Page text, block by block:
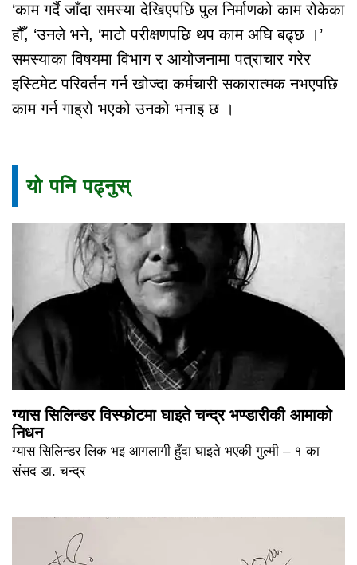
‘काम गर्दै जाँदा समस्या देखिएपछि पुल निर्माणको काम रोकेका
हौँ, ‘उनले भने, ‘माटो परीक्षणपछि थप काम अघि बढ्छ ।’
समस्याका विषयमा विभाग र आयोजनामा पत्राचार गरेर
इस्टिमेट परिवर्तन गर्न खोज्दा कर्मचारी सकारात्मक नभएपछि
काम गर्न गाह्रो भएको उनको भनाइ छ ।
यो पनि पढ्नुस्
ग्यास सिलिन्डर विस्फोटमा घाइते चन्द्र भण्डारीकी आमाको
निधन
ग्यास सिलिन्डर लिक भइ आगलागी हुँदा घाइते भएकी गुल्मी – १ का
संसद डा. चन्द्र